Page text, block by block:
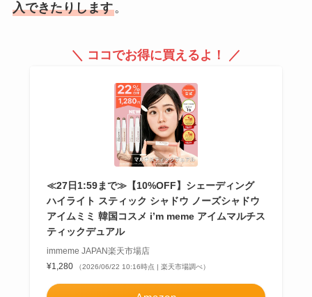
入できたりします。
＼ ココでお得に買えるよ！ ／
≪27日1:59まで≫【10%OFF】シェーディング
ハイライト スティック シャドウ ノーズシャドウ
アイムミミ 韓国コスメ i’m meme アイムマルチス
ティックデュアル
immeme JAPAN楽天市場店
¥1,280
（2026/06/22 10:16時点 | 楽天市場調べ）